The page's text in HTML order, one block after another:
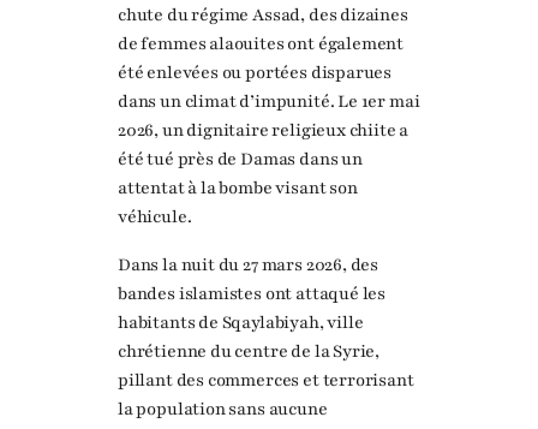
chute du régime Assad, des dizaines
de femmes alaouites ont également
été enlevées ou portées disparues
dans un climat d’impunité. Le 1er mai
2026, un dignitaire religieux chiite a
été tué près de Damas dans un
attentat à la bombe visant son
véhicule.
Dans la nuit du 27 mars 2026, des
bandes islamistes ont attaqué les
habitants de Sqaylabiyah, ville
chrétienne du centre de la Syrie,
pillant des commerces et terrorisant
la population sans aucune